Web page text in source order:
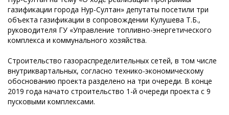
газификации города Нур-Султан» депутаты посетили три
объекта газификации в сопровождении Кулушева Т.Б.,
руководителя ГУ «Управление топливно-энергетического
комплекса и коммунального хозяйства.
Строительство газораспределительных сетей, в том числе
внутриквартальных, согласно технико-экономическому
обоснованию проекта разделено на три очереди. В конце
2019 года начато строительство 1-й очереди проекта с 9
пусковыми комплексами.